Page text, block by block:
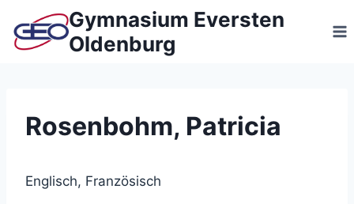
Inhalt
springen
Gymnasium Eversten
Oldenburg
Rosenbohm, Patricia
Englisch, Französisch